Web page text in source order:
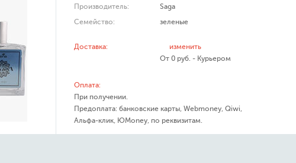
Производитель:
Saga
Семейство:
зеленые
Доставка:
изменить
От 0 руб. - Курьером
Оплата:
При получении.
Предоплата: банковские карты, Webmoney, Qiwi,
Альфа-клик, ЮMoney, по реквизитам.